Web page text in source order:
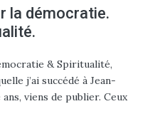
la démocratie.
& Spiritualité,
j’ai succédé à Jean-
viens de publier. Ceux